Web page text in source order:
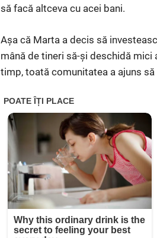
să facă altceva cu acei bani.
Așa că Marta a decis să
mână de tineri să-și deschidă mici
timp, toată comunitatea a ajuns